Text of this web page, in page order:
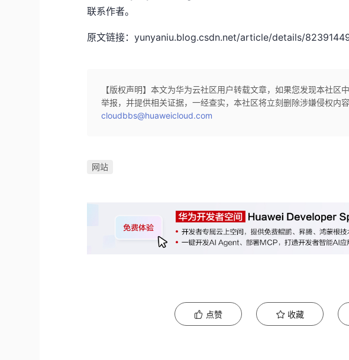
联系作者。
原文链接：yunyaniu.blog.csdn.net/article/details/
【版权声明】本文为华为云社区用户转载文章，如果您发现本社区
举报，并提供相关证据，一经查实，本社区将立刻删除涉嫌侵权内容
cloudbbs@huaweicloud.com
网站
点赞 收藏